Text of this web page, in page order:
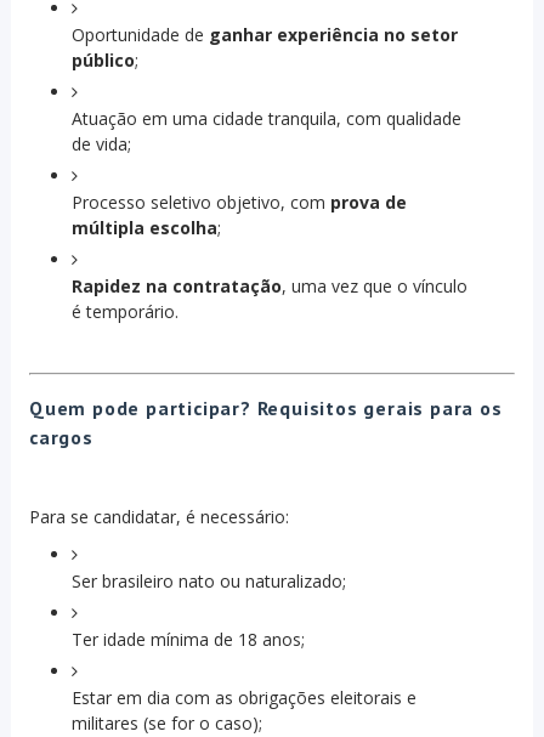
Oportunidade de ganhar experiência no setor
público;
Atuação em uma cidade tranquila, com qualidade
de vida;
Processo seletivo objetivo, com prova de
múltipla escolha;
Rapidez na contratação, uma vez que o vínculo
é temporário.
Quem pode participar? Requisitos gerais para os
cargos
Para se candidatar, é necessário:
Ser brasileiro nato ou naturalizado;
Ter idade mínima de 18 anos;
Estar em dia com as obrigações eleitorais e
militares (se for o caso);